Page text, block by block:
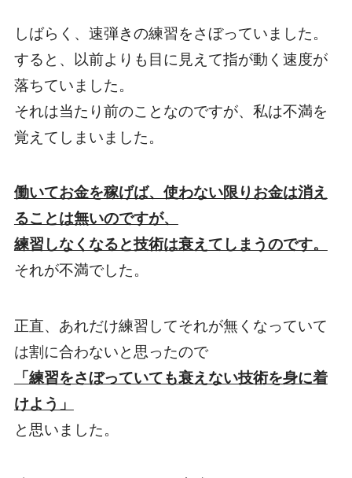
しばらく、速弾きの練習をさぼっていました。
すると、以前よりも目に見えて指が動く速度が
落ちていました。
それは当たり前のことなのですが、私は不満を
覚えてしまいました。
働いてお金を稼げば、使わない限りお金は消え
ることは無いのですが、
練習しなくなると技術は衰えてしまうのです。
それが不満でした。
正直、あれだけ練習してそれが無くなっていて
は割に合わないと思ったので
「練習をさぼっていても衰えない技術を身に着
けよう」
と思いました。